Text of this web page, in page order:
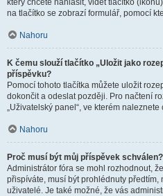
který chcete nahlásit, vidět tlačítko
na tlačítko se zobrazí formulář, pomocí
Nahoru
K čemu slouží tlačítko „Uložit jako
příspěvku?
Pomocí tohoto tlačítka můžete uložit
dokončit a odeslat později. Pro načtení
„Uživatelský panel“, ve kterém
Nahoru
Proč musí být můj příspěvek schválen?
Administrátor fóra se mohl rozhodnout,
přispíváte, musí být prohlédnuty
uživatelé. Je také možné, že vás